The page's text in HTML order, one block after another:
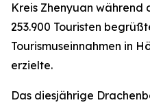
Kreis Zhenyuan während
253.900 Touristen
Tourismuseinnahmen in
erzielte.
Das diesjährige